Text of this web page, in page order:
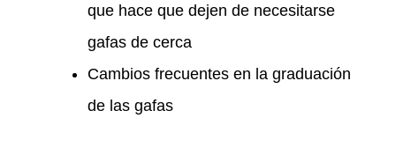
que hace que dejen de necesitarse
gafas de cerca
Cambios frecuentes en la graduación
de las gafas